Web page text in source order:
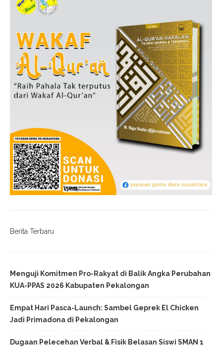
Berita Terbaru
Menguji Komitmen Pro-Rakyat di Balik Angka Perubahan
KUA-PPAS 2026 Kabupaten Pekalongan
Empat Hari Pasca-Launch: Sambel Geprek El Chicken
Jadi Primadona di Pekalongan
Dugaan Pelecehan Verbal & Fisik Belasan Siswi SMAN 1